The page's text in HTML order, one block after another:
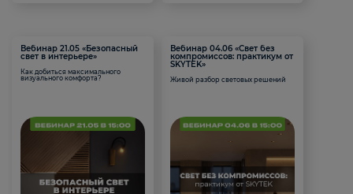
Вебинар 21.05 «Безопасный
свет в интерьере»
Как добиться максимального
визуального комфорта?
Вебинар 04.06 «Свет без
компромиссов: практикум от
SKYTEK»
Живой разбор световых решений